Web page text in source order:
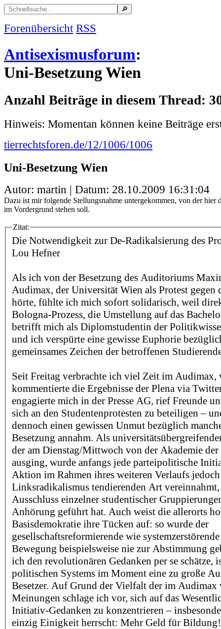
Forenübersicht RSS
Antisexismusforum:
Uni-Besetzung Wien
Anzahl Beiträge in diesem Thread:
Hinweis: Momentan können keine Beiträge
tierrechtsforen.de/12/1006/1006
Uni-Besetzung Wien
Autor: martin | Datum: 28.10.2009 16:31:04
Dazu ist mir folgende Stellungsnahme untergekommen, von der hier
im Vordergrund stehen soll.
Zitat:
Die Notwendigkeit zur De-Radikalsierung des
Lou Hefner
Als ich von der Besetzung des Auditoriums
Audimax, der Universität Wien als Protest gegen
hörte, fühlte ich mich sofort solidarisch, weil
Bologna-Prozess, die Umstellung auf das
betrifft mich als Diplomstudentin der
und ich verspürte eine gewisse Euphorie
gemeinsames Zeichen der betroffenen
Seit Freitag verbrachte ich viel Zeit im
kommentierte die Ergebnisse der Plena via
engagierte mich in der Presse AG, rief Freunde
sich an den Studentenprotesten zu beteiligen –
dennoch einen gewissen Unmut bezüglich
Besetzung annahm. Als
der am Dienstag/Mittwoch von der Akademie
ausging, wurde anfangs jede parteipolitische
Aktion im Rahmen ihres weiteren Verlaufs
Linksradikalismus tendierenden Art
Ausschluss einzelner studentischer
Anhörung geführt hat. Auch weist die allerorts
Basisdemokratie ihre Tücken auf: so wurde der
gesellschaftsreformierende wie
Bewegung beispielsweise nie zur Abstimmung
ich den revolutionären Gedanken per se schätze,
politischen Systems im Moment eine zu große
Besetzer. Auf Grund der Vielfalt der im Audimax
Meinungen schlage ich vor, sich auf das
Initiativ-Gedanken zu konzentrieren –
einzig Einigkeit herrscht: Mehr Geld für Bildung!